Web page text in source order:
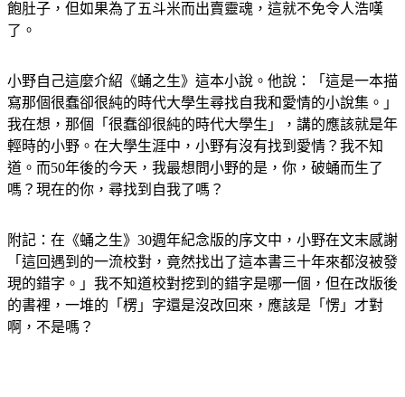
飽肚子，但如果為了五斗米而出賣靈魂，這就不免令人浩嘆
了。
小野自己這麼介紹《蛹之生》這本小說。他說：「這是一本描
寫那個很蠢卻很純的時代大學生尋找自我和愛情的小說集。」
我在想，那個「很蠢卻很純的時代大學生」，講的應該就是年
輕時的小野。在大學生涯中，小野有沒有找到愛情？我不知
道。而50年後的今天，我最想問小野的是，你，破蛹而生了
嗎？現在的你，尋找到自我了嗎？
附記：在《蛹之生》30週年紀念版的序文中，小野在文末感謝
「這回遇到的一流校對，竟然找出了這本書三十年來都沒被發
現的錯字。」我不知道校對挖到的錯字是哪一個，但在改版後
的書裡，一堆的「楞」字還是沒改回來，應該是「愣」才對
啊，不是嗎？